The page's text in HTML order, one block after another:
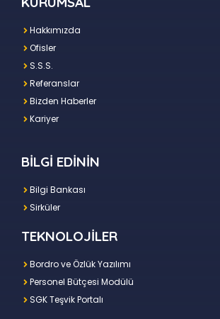
Hakkımızda
Ofisler
S.S.S.
Referanslar
Bizden Haberler
Kariyer
BİLGİ EDİNİN
Bilgi Bankası
Sirküler
TEKNOLOJİLER
Bordro ve Özlük Yazılımı
Personel Bütçesi Modülü
SGK Teşvik Portalı